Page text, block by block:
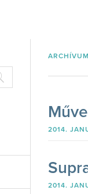
ARCHÍVUM
2014.
2014.